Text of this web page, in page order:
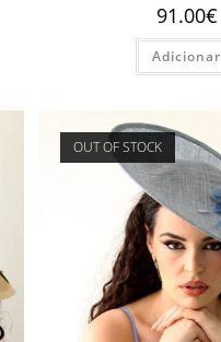
91.00€
Adicionar
OUT OF STOCK